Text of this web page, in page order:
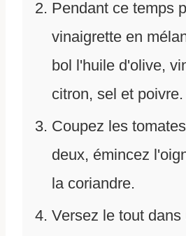
Pendant ce temps
vinaigrette en
bol l'huile d'olive,
citron, sel et poivre.
Coupez les
deux, émincez
la coriandre.
Versez le tout